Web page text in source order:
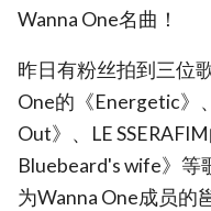
Wanna One名曲！
昨日有粉丝拍到三位
One的《Energetic》
Out》、LE
Bluebeard's wife》等
为Wanna One成员的